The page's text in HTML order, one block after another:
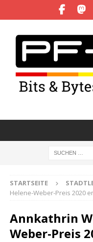
STARTSEITE
Helene-Weber-Preis 2020
Annkathrin
Weber-Preis